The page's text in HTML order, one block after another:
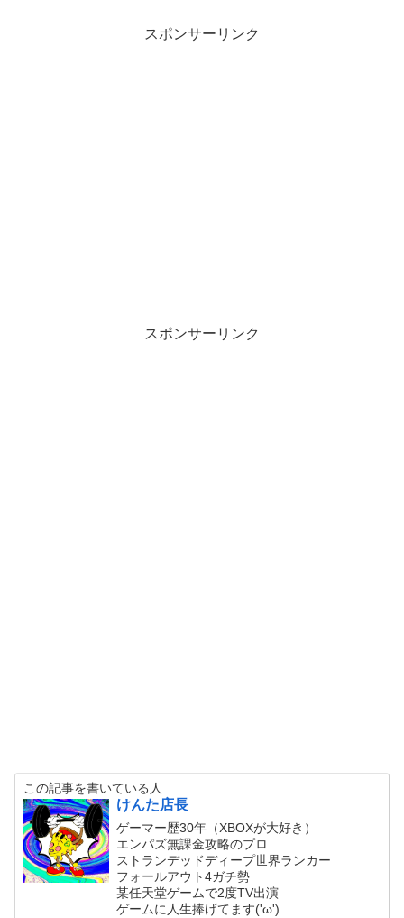
スポンサーリンク
スポンサーリンク
この記事を書いている人
けんた店長
ゲーマー歴30年（XBOXが大好き）
エンパズ無課金攻略のプロ
ストランデッドディープ世界ランカー
フォールアウト4ガチ勢
某任天堂ゲームで2度TV出演
ゲームに人生捧げてます('ω')